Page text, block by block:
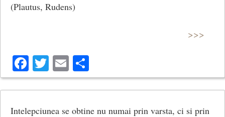
(Plautus, Rudens)
>>>
Facebook
Twitter
Email
Intelepciunea se obtine nu numai prin varsta, ci si prin